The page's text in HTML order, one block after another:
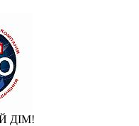
ДІМ!